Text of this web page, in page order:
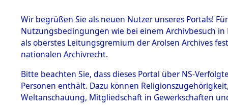
BESTÄNDE
1.
Inhaftierungsdoku
mente
1.2.9 Beim ITS
0003
Wir begrüßen Sie als neuen Nutzer unseres Portals!
Nutzungsbedingungen wie bei einem Archivbesuch
als oberstes Leitungsgremium der Arolsen Archives
nationalen Archivrecht.
Bitte beachten Sie, dass dieses Portal über NS-
Personen enthält. Dazu können
Weltanschauung, Mitgliedschaft in Gewerkschaften